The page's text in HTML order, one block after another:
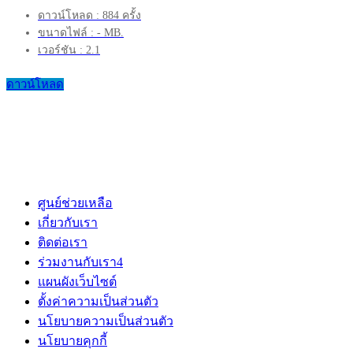
ดาวน์โหลด : 884 ครั้ง
ขนาดไฟล์ : - MB.
เวอร์ชัน : 2.1
ดาวน์โหลด
ศูนย์ช่วยเหลือ
เกี่ยวกับเรา
ติดต่อเรา
ร่วมงานกับเรา4
แผนผังเว็บไซต์
ตั้งค่าความเป็นส่วนตัว
นโยบายความเป็นส่วนตัว
นโยบายคุกกี้